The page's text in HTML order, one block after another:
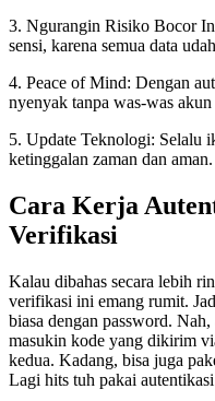
3. Ngurangin Risiko Bocor
sensi, karena semua data
4. Peace of Mind: Dengan
nyenyak tanpa was-was
5. Update Teknologi: Selalu
ketinggalan zaman dan aman.
Cara Kerja
Verifikasi
Kalau dibahas secara lebih
verifikasi ini emang rumit.
biasa dengan password.
masukin kode yang dikirim
kedua. Kadang, bisa juga
Lagi hits tuh pakai